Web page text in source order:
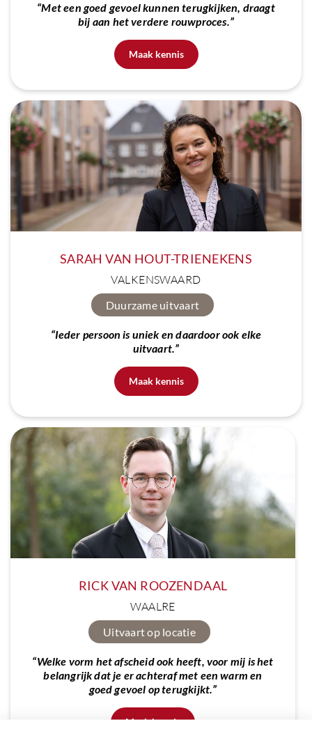
“Met een goed gevoel kunnen terugkijken, draagt
bij aan het verdere rouwproces.”
Maak kennis
SARAH VAN HOUT-TRIENEKENS
VALKENSWAARD
Duurzame uitvaart
“Ieder persoon is uniek en daardoor ook elke
uitvaart.”
Maak kennis
RICK VAN ROOZENDAAL
WAALRE
Uitvaart op locatie
“Welke vorm het afscheid ook heeft, voor mij is het
belangrijk dat je er achteraf met een warm en
goed gevoel op terugkijkt.”
Maak kennis